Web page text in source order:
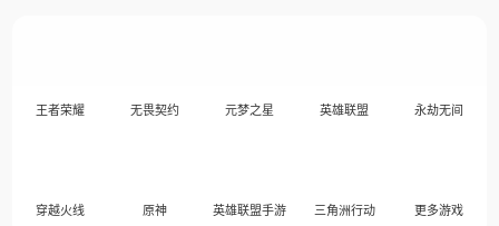
王者荣耀 无畏契约 元梦之星 英雄联盟 永劫无间
穿越火线 原神 英雄联盟手游 三角洲行动 更多游戏